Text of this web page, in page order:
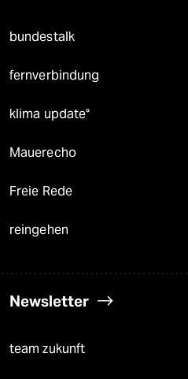
bundestalk
fernverbindung
klima update°
Mauerecho
Freie Rede
reingehen
Newsletter
team zukunft